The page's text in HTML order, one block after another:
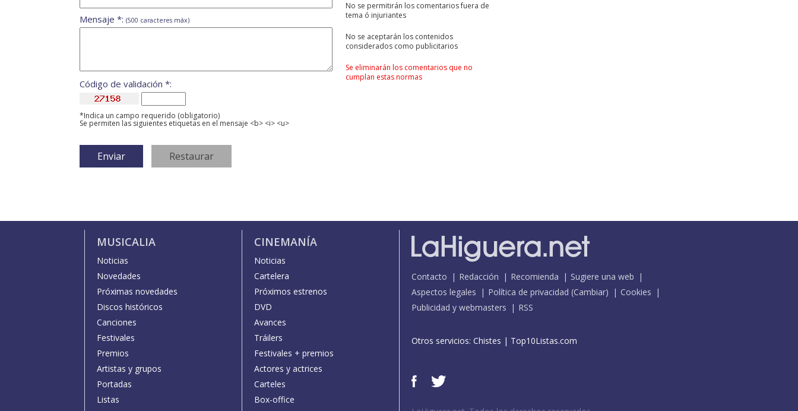
No se permitirán los comentarios fuera de
tema ó injuriantes
No se aceptarán los contenidos
considerados como publicitarios
Se eliminarán los comentarios que no
cumplan estas normas
Mensaje *: (500 caracteres máx)
Código de validación *:
*Indica un campo requerido (obligatorio)
Se permiten las siguientes etiquetas en el mensaje <b> <i> <u>
MUSICALIA
Noticias
Novedades
Próximas novedades
Discos históricos
Canciones
Festivales
Premios
Artistas y grupos
Portadas
Listas
CINEMANÍA
Noticias
Cartelera
Próximos estrenos
DVD
Avances
Tráilers
Festivales + premios
Actores y actrices
Carteles
Box-office
Contacto Redacción Recomienda
Sugiere una web
Aspectos legales
Política de privacidad (Cambiar)
Cookies
Publicidad y webmasters
RSS
Otros servicios: Chistes | Top10Listas.com